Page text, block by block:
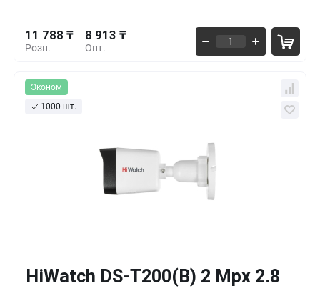
Розн.
11 788 ₸
Опт.
8 913 ₸
Эконом
1000 шт.
HiWatch DS-T200(B) 2 Mpx 2.8